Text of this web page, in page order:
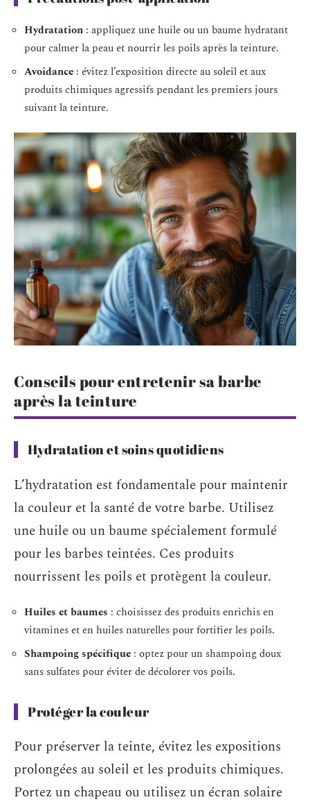
Hydratation : appliquez une huile ou un baume hydratant
pour calmer la peau et nourrir les poils après la teinture.
Avoidance : évitez l’exposition directe au soleil et aux
produits chimiques agressifs pendant les premiers jours
suivant la teinture.
Conseils pour entretenir sa barbe
après la teinture
Hydratation et soins quotidiens
L’hydratation est fondamentale pour maintenir
la couleur et la santé de votre barbe. Utilisez
une huile ou un baume spécialement formulé
pour les barbes teintées. Ces produits
nourrissent les poils et protègent la couleur.
Huiles et baumes : choisissez des produits enrichis en
vitamines et en huiles naturelles pour fortifier les poils.
Shampoing spécifique : optez pour un shampoing doux
sans sulfates pour éviter de décolorer vos poils.
Protéger la couleur
Pour préserver la teinte, évitez les expositions
prolongées au soleil et les produits chimiques.
Portez un chapeau ou utilisez un écran solaire